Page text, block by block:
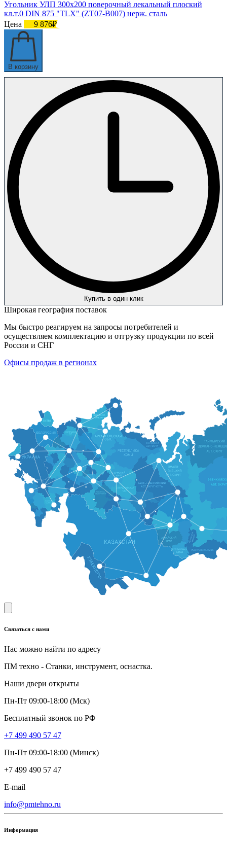
Угольник УЛП 300х200 поверочный лекальный плоский
кл.т.0 DIN 875 "TLX" (ZT07-B007) нерж. сталь
Цена
9 876₽
В корзину
Купить в один клик
Широкая география поставок
Мы быстро реагируем на запросы потребителей и
осуществляем комплектацию и отгрузку продукции по всей
России и СНГ
Офисы продаж в регионах
Связаться с нами
Нас можно найти по адресу
ПМ техно - Станки, инструмент, оснастка.
Наши двери открыты
Пн-Пт 09:00-18:00 (Мск)
Бесплатный звонок по РФ
+7 499 490 57 47
Пн-Пт 09:00-18:00 (Минск)
+7 499 490 57 47
E-mail
info@pmtehno.ru
Информация